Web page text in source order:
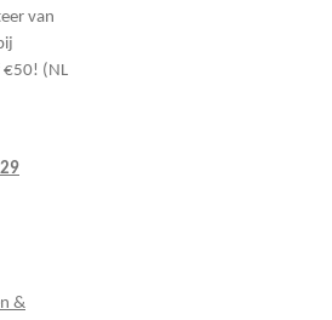
van
€50! (NL
&